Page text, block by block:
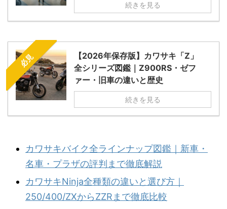
続きを見る
必見
【2026年保存版】カワサキ「Z」
全シリーズ図鑑｜Z900RS・ゼフ
ァー・旧車の違いと歴史
続きを見る
カワサキバイク全ラインナップ図鑑｜新車・
名車・プラザの評判まで徹底解説
カワサキNinja全種類の違いと選び方｜
250/400/ZXからZZRまで徹底比較